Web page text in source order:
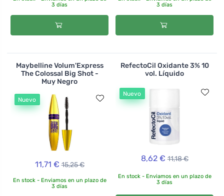
3 días
3 días
Maybelline Volum'Express
The Colossal Big Shot -
Muy Negro
Nuevo
11,71 € 15,25 €
En stock - Enviamos en un plazo de
3 días
RefectoCil Oxidante 3% 10
vol. Líquido
Nuevo
8,62 € 11,18 €
En stock - Enviamos en un plazo de
3 días